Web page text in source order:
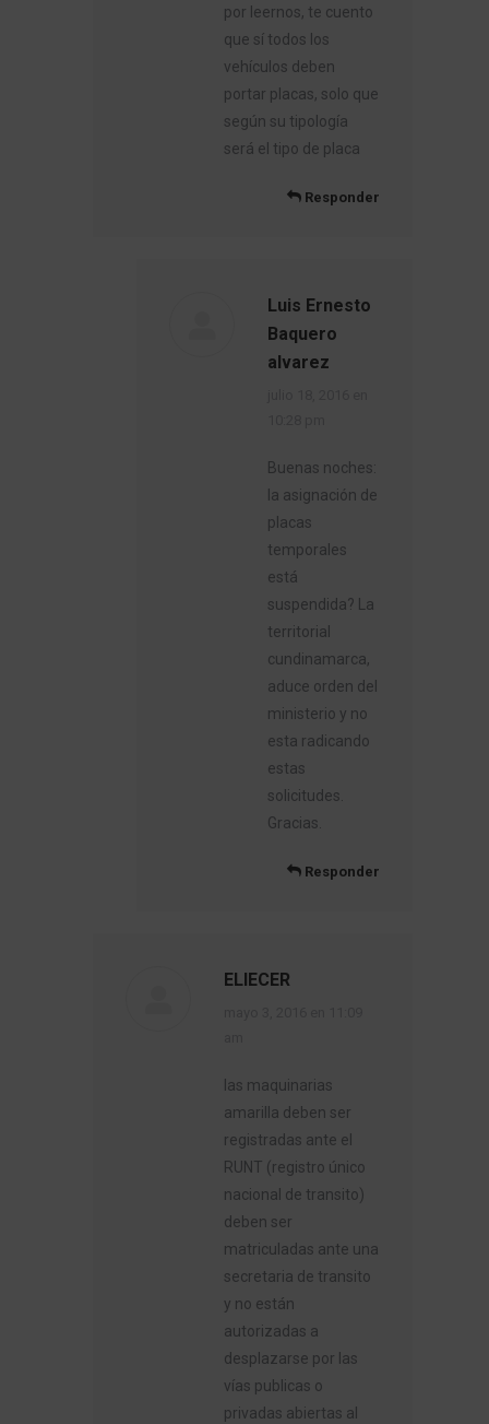
por leernos, te cuento
que sí todos los
vehículos deben
portar placas, solo que
según su tipología
será el tipo de placa
Responder
Luis Ernesto
Baquero
alvarez
Buenas noches:
la asignación de
placas
temporales
está
suspendida? La
territorial
cundinamarca,
aduce orden del
ministerio y no
esta radicando
estas
solicitudes.
Gracias.
Responder
ELIECER
las maquinarias
amarilla deben ser
registradas ante el
RUNT (registro único
nacional de transito)
deben ser
matriculadas ante una
secretaria de transito
y no están
autorizadas a
desplazarse por las
vías publicas o
privadas abiertas al